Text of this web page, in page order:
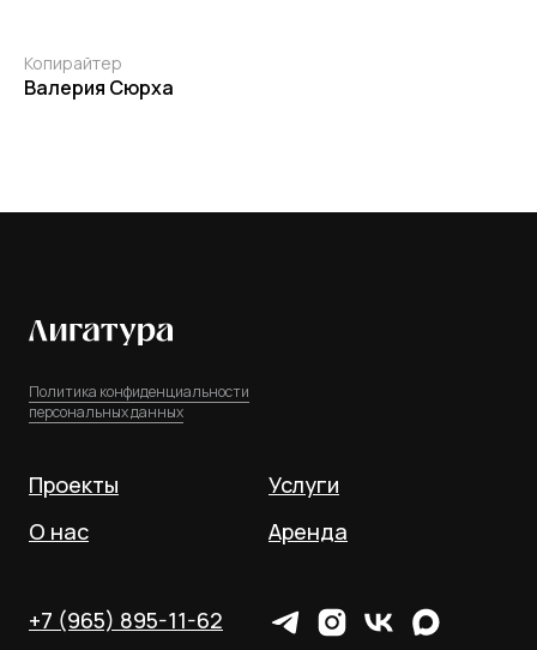
Копирайтер
Валерия Сюрха
Политика конфиденциальности
персональных данных
Проекты
О нас
Услуги
Аренда
+7 (965) 895-11-62